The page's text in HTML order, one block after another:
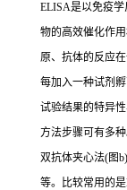
ELISA是以免疫
物的高效催化作
原、抗体的反应
每加入一种试剂
试验结果的特异
方法步骤可有多
双抗体夹心法(图b)
等。比较常用的是